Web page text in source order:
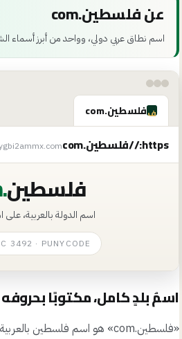
عن فلسطين.com
اسم نطاق عربي دولي، وواحد من أبرز أسماء
ففلسطين.com
https:// فلسطين.com
فلسطين.com
اسم الدولة بالعربية، على
3492 · PUNYCODE
اسمُ بلدٍ كامل، مكتوبًا بحروفه
«فلسطين.com » هو اسم فلسطين